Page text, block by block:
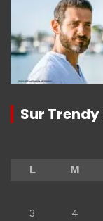
Sur
L
M
3
4